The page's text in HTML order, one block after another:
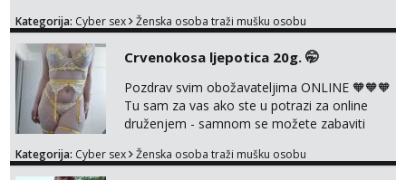
se dogovorimo kako ćemo se zabaviti.
foto i video materijal u kojem se sama
diram, s kolegicama, s dečkom, igračkama
itd. Radim dopisivanje o seksi temama koje
nas uzbuđuju 🤭 Čekam...
Kategorija: Cyber sex Ženska osoba traži mušku osobu
Crvenokosa ljepotica 20g. 🤭
Pozdrav svim obožavateljima ONLINE 🧡🧡🧡
Tu sam za vas ako ste u potrazi za online
druženjem - samnom se možete zabaviti
dovoljna radim i u paru i trojci s kolegicama,
Kategorija: Cyber sex Ženska osoba traži mušku osobu